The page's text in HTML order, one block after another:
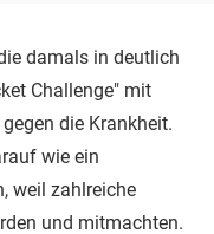
damals in deutlich
Challenge" mit
die Krankheit.
wie ein
weil zahlreiche
und mitmachten.